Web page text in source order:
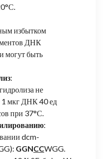
избытком
ДНК
могут быть
:
не
1 мкг ДНК 40 ед
при 37°С.
:
dcm-
GGNCCWGG.